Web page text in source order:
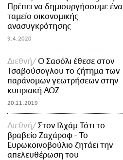
Πρέπει να δημιουργήσουμε ένα
ταμείο οικονομικής
ανασυγκρότησης
9.4.2020
Διεθνή
O Σασόλι έθεσε στον
Τσαβούσογλου το ζήτημα των
παράνομων γεωτρήσεων στην
κυπριακή ΑΟΖ
20.11.2019
Διεθνή
Στον Ιλχάμ Τότι το
βραβείο Ζαχάροφ - Το
Ευρωκοινοβούλιο ζητάει την
απελευθέρωση του